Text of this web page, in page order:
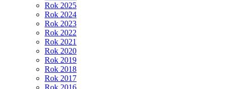
Rok 2025
Rok 2024
Rok 2023
Rok 2022
Rok 2021
Rok 2020
Rok 2019
Rok 2018
Rok 2017
Rok 2016